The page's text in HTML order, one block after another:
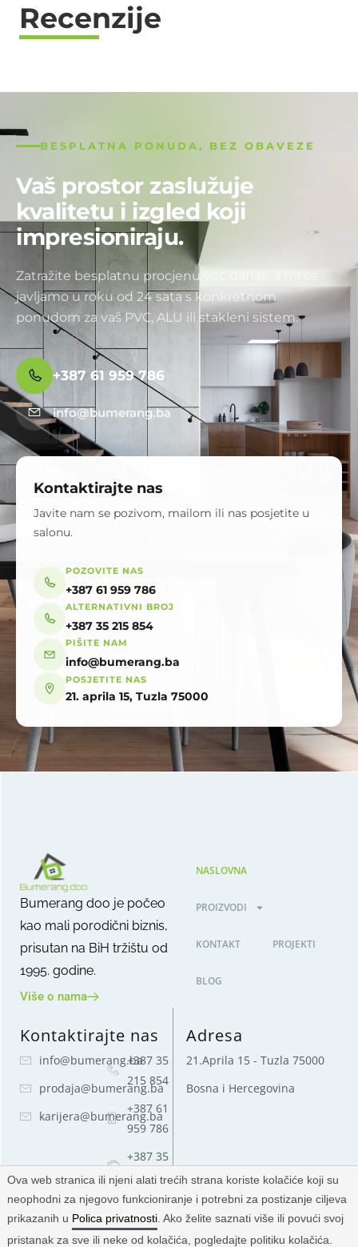
Recenzije
BESPLATNA PONUDA, BEZ OBAVEZE
Vaš prostor zaslužuje
kvalitetu i izgled koji
impresioniraju.
Zatražite besplatnu procjenu već danas, a mi se
javljamo u roku od 24 sata s konkretnom
ponudom za vaš PVC, ALU ili stakleni sistem.
+387 61 959 786
info@bumerang.ba
Kontaktirajte nas
Javite nam se pozivom, mailom ili nas posjetite u
salonu.
POZOVITE NAS
+387 61 959 786
ALTERNATIVNI BROJ
+387 35 215 854
PIŠITE NAM
info@bumerang.ba
POSJETITE NAS
21. aprila 15, Tuzla 75000
Bumerang doo je počeo
kao mali porodični biznis,
prisutan na BiH tržištu od
1995. godine.
Više o nama
NASLOVNA
PROIZVODI
KONTAKT PROJEKTI
BLOG
Kontaktirajte nas
info@bumerang.ba
prodaja@bumerang.ba
karijera@bumerang.ba
+387 35
215 854
+387 61
959 786
+387 35
215 854
Adresa
21.Aprila 15 - Tuzla 75000
Bosna i Hercegovina
© 2025 — Bumerang d.o.o. | Sva prava zadržana.
Ova web stranica ili njeni alati trećih strana koriste kolačiće koji su
neophodni za njegovo funkcioniranje i potrebni za postizanje ciljeva
prikazanih u Polica privatnosti . Ako želite saznati više ili povući svoj
pristanak za sve ili neke od kolačića, pogledajte politiku kolačića.